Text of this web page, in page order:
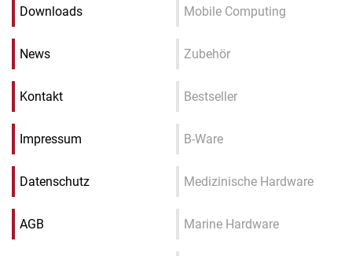
Downloads
News
Kontakt
Impressum
Datenschutz
AGB
Mobile Computing
Zubehör
Bestseller
B-Ware
Medizinische Hardware
Marine Hardware